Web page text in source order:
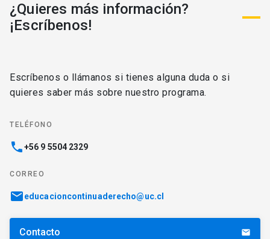
¿Quieres más información?
¡Escríbenos!
Escríbenos o llámanos si tienes alguna duda o si
quieres saber más sobre nuestro programa.
TELÉFONO
phone+56 9 5504 2329
CORREO
emaileducacioncontinuaderecho@uc.cl
Contacto email